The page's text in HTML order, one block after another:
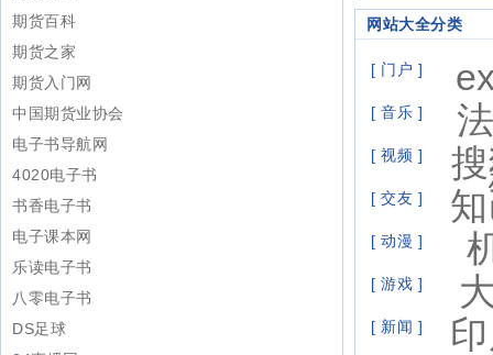
期货百科
期货之家
期货入门网
中国期货业协会
电子书导航网
4020电子书
书香电子书
电子课本网
乐读电子书
八零电子书
DS足球
网站大全分类
[ 门户 ]
[ 音乐 ]
[ 视频 ]
[ 交友 ]
[ 动漫 ]
[ 游戏 ]
[ 新闻 ]